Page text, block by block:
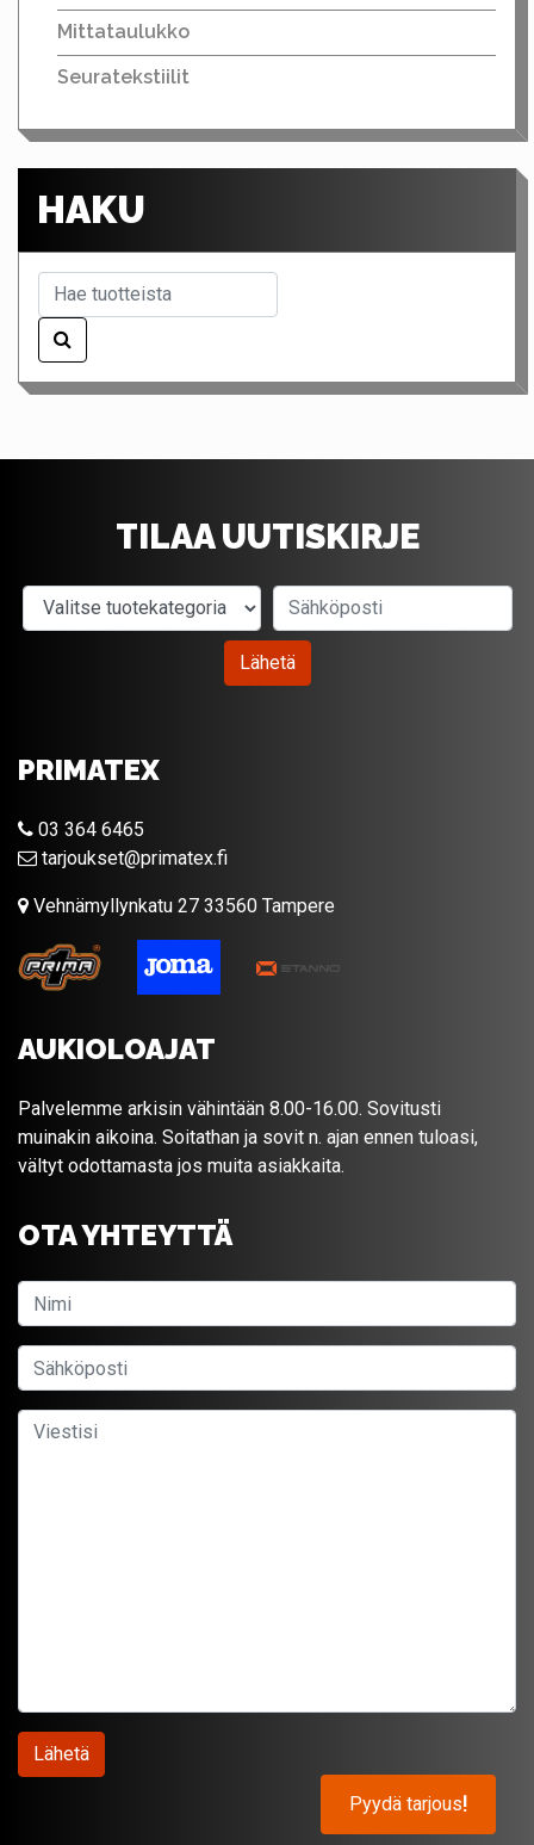
Mittataulukko
Seuratekstiilit
HAKU
TILAA UUTISKIRJE
Valitse tuotekategoria
Lähetä
PRIMATEX
03 364 6465
tarjoukset@primatex.fi
Vehnämyllynkatu 27 33560 Tampere
AUKIOLOAJAT
Palvelemme arkisin vähintään 8.00-16.00. Sovitusti
muinakin aikoina. Soitathan ja sovit n. ajan ennen tuloasi,
vältyt odottamasta jos muita asiakkaita.
OTA YHTEYTTÄ
Pyydä tarjous!